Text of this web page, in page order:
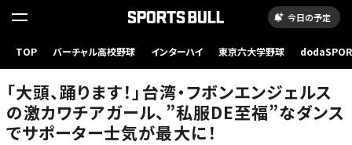
今日の予定
TOP バーチャル高校野球 インターハイ 東京六大学野球
「大頭、踊ります！」台湾・フボンエンジェルス
の激カワチアガール、”私服DE至福”なダンス
でサポーター士気が最大に！